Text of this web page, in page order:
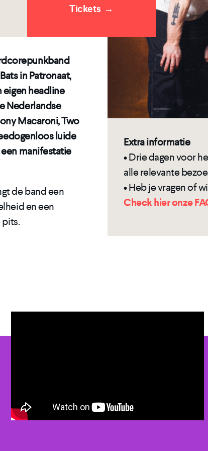
Extra informatie
• Drie dagen voor
alle relevante
• Heb je vragen of
Check hier onze
Tickets →
in Patronaat,
eigen headline
Nederlandse
Macaroni, Two
luide
manifestatie
de band een
en een
pits.